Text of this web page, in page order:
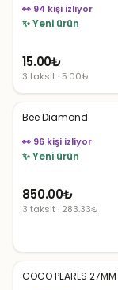
👀 94 kişi izliyor
✨ Yeni ürün
15.00₺
3 taksit · 5.00₺
Bee Diamond
👀 96 kişi izliyor
✨ Yeni ürün
850.00₺
3 taksit · 283.33₺
COCO PEARLS 27MM